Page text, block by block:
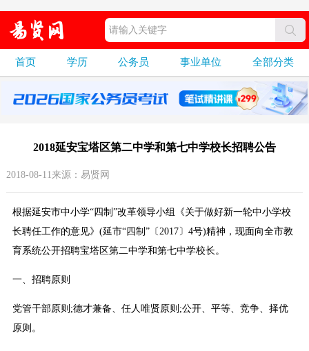
首页 学历 公务员 事业单位 全部分类
2018延安宝塔区第二中学和第七中学校长招聘公告
2018-08-11来源：易贤网
根据延安市中小学“四制”改革领导小组《关于做好新一轮中小学校
长聘任工作的意见》(延市“四制”〔2017〕4号)精神，现面向全市教
育系统公开招聘宝塔区第二中学和第七中学校长。
一、招聘原则
党管干部原则;德才兼备、任人唯贤原则;公开、平等、竞争、择优
原则。